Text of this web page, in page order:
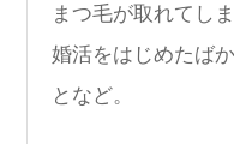
まつ毛が取れてし
婚活をはじめたば
となど。